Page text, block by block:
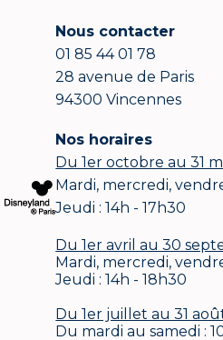
Nous contacter
01 85 44 01 78
28 avenue de Paris
94300 Vincennes
Nos horaires
Du 1er octobre au 31
Mardi, mercredi,
Jeudi : 14h - 17h30
Du 1er avril au 30
Mardi, mercredi,
Jeudi : 14h - 18h30
Du 1er juillet au 31
Du mardi au samedi :